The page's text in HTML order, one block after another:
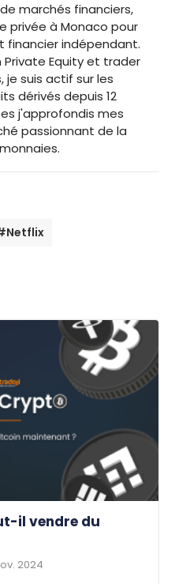
marchés financiers,
privée à Monaco pour
financier indépendant.
Equity et trader
suis actif sur les
dérivés depuis 12
j'approfondis mes
passionnant de la
il vendre du
2024